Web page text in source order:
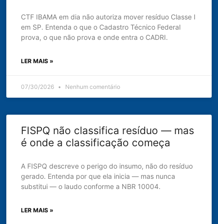
CTF IBAMA em dia não autoriza mover resíduo Classe I
em SP. Entenda o que o Cadastro Técnico Federal
prova, o que não prova e onde entra o CADRI.
LER MAIS »
07/30/2026 Nenhum comentário
FISPQ não classifica resíduo — mas
é onde a classificação começa
A FISPQ descreve o perigo do insumo, não do resíduo
gerado. Entenda por que ela inicia — mas nunca
substitui — o laudo conforme a NBR 10004.
LER MAIS »